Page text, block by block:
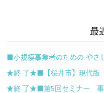
最
■小規模事業者のための やさ
★終 了★■【桜井市】現代版
★終 了★■第5回セミナー 事